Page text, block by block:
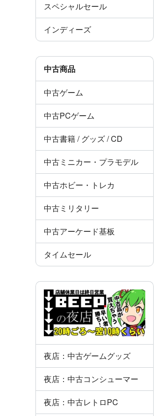
スペシャルセール
インディーズ
中古商品
中古ゲーム
中古PCゲーム
中古書籍 / グッズ / CD
中古ミニカー・プラモデル
中古ホビー・トレカ
中古ミリタリー
中古アーケード基板
タイムセール
夜店：中古ゲームグッズ
夜店：中古コンシューマー
夜店：中古レトロPC